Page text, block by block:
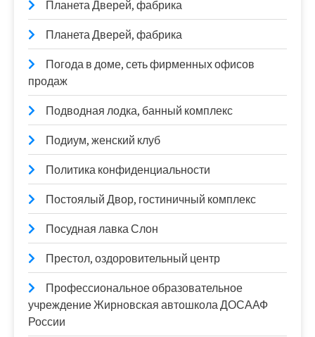
Планета Дверей, фабрика
Планета Дверей, фабрика
Погода в доме, сеть фирменных офисов
продаж
Подводная лодка, банный комплекс
Подиум, женский клуб
Политика конфиденциальности
Постоялый Двор, гостиничный комплекс
Посудная лавка Слон
Престол, оздоровительный центр
Профессиональное образовательное
учреждение Жирновская автошкола ДОСААФ
России